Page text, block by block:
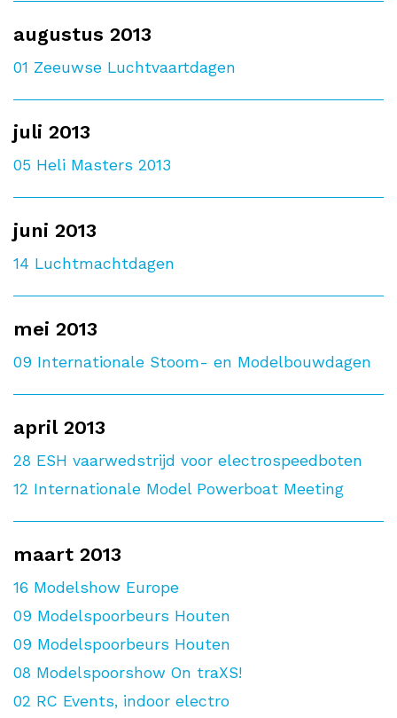
augustus 2013
01 Zeeuwse Luchtvaartdagen
juli 2013
05 Heli Masters 2013
juni 2013
14 Luchtmachtdagen
mei 2013
09 Internationale Stoom- en Modelbouwdagen
april 2013
28 ESH vaarwedstrijd voor electrospeedboten
12 Internationale Model Powerboat Meeting
maart 2013
16 Modelshow Europe
09 Modelspoorbeurs Houten
09 Modelspoorbeurs Houten
08 Modelspoorshow On traXS!
02 RC Events, indoor electro